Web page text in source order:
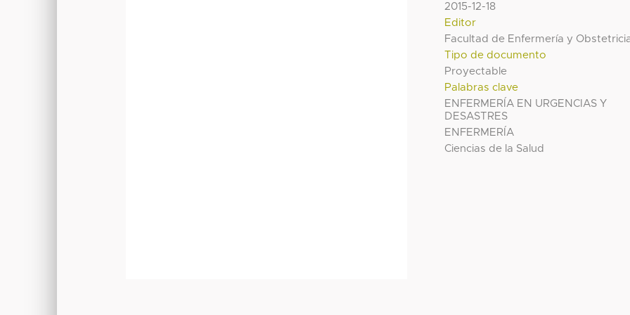
2015-12-18
Editor
Facultad de Enfermería y
Tipo de documento
Proyectable
Palabras clave
ENFERMERÍA EN URGENCIAS Y
DESASTRES
ENFERMERÍA
Ciencias de la Salud